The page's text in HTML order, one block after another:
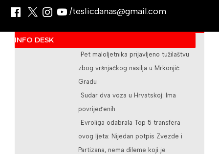
/teslicdanas@gmail.com
INFO DESK
Pet maloljetnika prijavljeno tužilaštvu
zbog vršnjačkog nasilja u Mrkonjić
Gradu
Sudar dva voza u Hrvatskoj: Ima
povrijeđenih
Evroliga odabrala Top 5 transfera
ovog ljeta: Nijedan potpis Zvezde i
Partizana, nema dileme koji je